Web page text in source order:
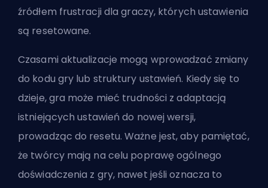
źródłem frustracji dla graczy, których ustawienia
są resetowane.
Czasami aktualizacje mogą wprowadzać zmiany
do kodu gry lub struktury ustawień. Kiedy się to
dzieje, gra może mieć trudności z adaptacją
istniejących ustawień do nowej wersji,
prowadząc do resetu. Ważne jest, aby pamiętać,
że twórcy mają na celu poprawę ogólnego
doświadczenia z gry, nawet jeśli oznacza to